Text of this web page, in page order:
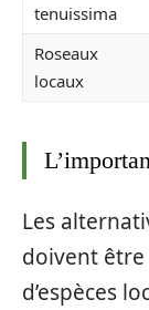
tenuissima
Roseaux
locaux
Les
doivent être
d’espèces